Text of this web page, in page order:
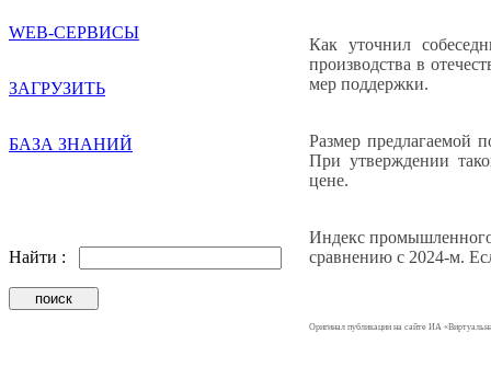
WEB-СЕРВИСЫ
ЗАГРУЗИТЬ
БАЗА ЗНАНИЙ
Найти :
Как уточнил
производства в
мер поддержки.
Размер предлагаемой
При утверждении
цене.
Индекс промышленного
сравнению с 2024-м.
Оригинал публикации на сайте ИА